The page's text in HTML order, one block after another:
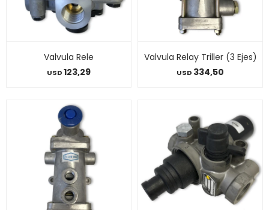
Valvula Rele
USD123,29
Valvula Relay Triller (3 Ejes)
USD 334,50